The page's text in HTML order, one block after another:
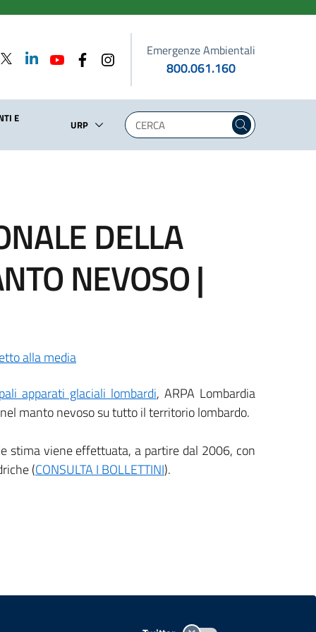
Emergenze Ambientali
800.061.160
E
URP
DELLA
NEVOSO |
apparati glaciali lombardi, ARPA Lombardia
manto nevoso su tutto il territorio lombardo.
stima viene effettuata, a partire dal 2006, con
(CONSULTA I BOLLETTINI).